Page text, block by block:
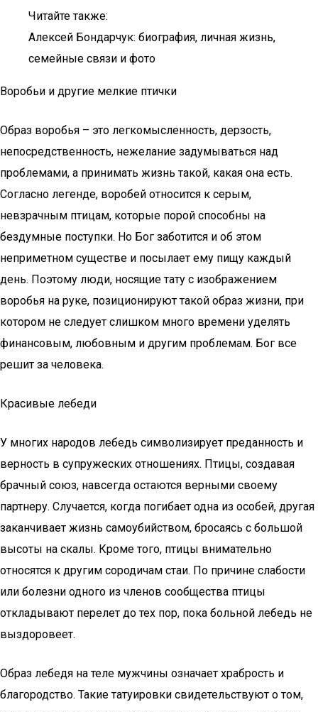
Читайте также:
Алексей Бондарчук: биография, личная жизнь,
семейные связи и фото
Воробьи и другие мелкие птички
Образ воробья – это легкомысленность, дерзость,
непосредственность, нежелание задумываться над
проблемами, а принимать жизнь такой, какая она есть.
Согласно легенде, воробей относится к серым,
невзрачным птицам, которые порой способны на
бездумные поступки. Но Бог заботится и об этом
неприметном существе и посылает ему пищу каждый
день. Поэтому люди, носящие тату с изображением
воробья на руке, позиционируют такой образ жизни, при
котором не следует слишком много времени уделять
финансовым, любовным и другим проблемам. Бог все
решит за человека.
Красивые лебеди
У многих народов лебедь символизирует преданность и
верность в супружеских отношениях. Птицы, создавая
брачный союз, навсегда остаются верными своему
партнеру. Случается, когда погибает одна из особей, другая
заканчивает жизнь самоубийством, бросаясь с большой
высоты на скалы. Кроме того, птицы внимательно
относятся к другим сородичам стаи. По причине слабости
или болезни одного из членов сообщества птицы
откладывают перелет до тех пор, пока больной лебедь не
выздоровеет.
Образ лебедя на теле мужчины означает храбрость и
благородство. Такие татуировки свидетельствуют о том,